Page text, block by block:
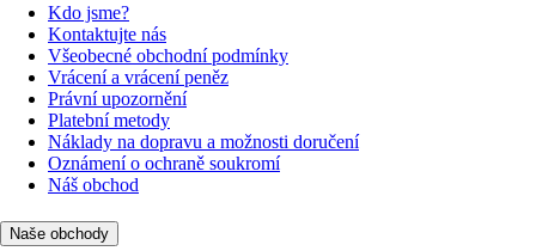
Kdo jsme?
Kontaktujte nás
Všeobecné obchodní podmínky
Vrácení a vrácení peněz
Právní upozornění
Platební metody
Náklady na dopravu a možnosti doručení
Oznámení o ochraně soukromí
Náš obchod
Naše obchody